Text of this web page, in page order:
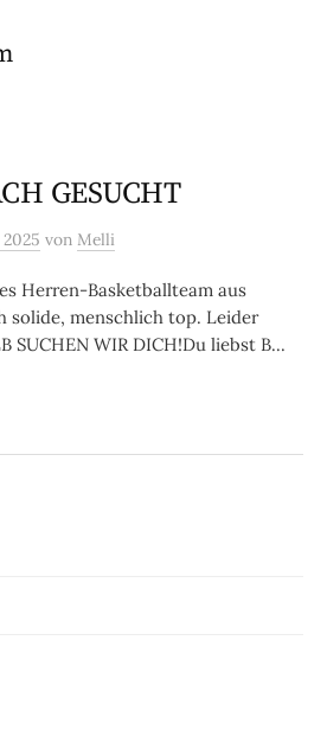
GESUCHT
von Melli
Herren-Basketballteam aus
solide, menschlich top. Leider
SUCHEN WIR DICH!Du liebst B...